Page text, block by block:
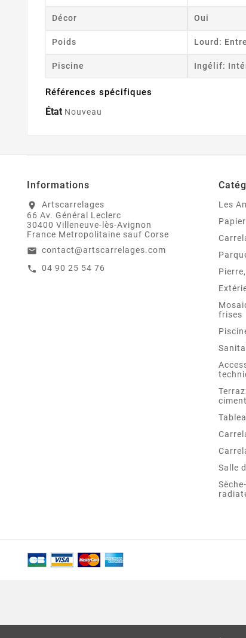
Décor Oui
Poids Lourd:
Piscine Ingélif:
Références spécifiques
État Nouveau
Informations
location_on
Artscarrelages
66 Av. Général Leclerc
30400 Villeneuve-lès-Avignon
France Metropolitaine sauf Corse
email contact@artscarrelages.com
call 04 90 25 54 76
Les
frises
ciment
Salle